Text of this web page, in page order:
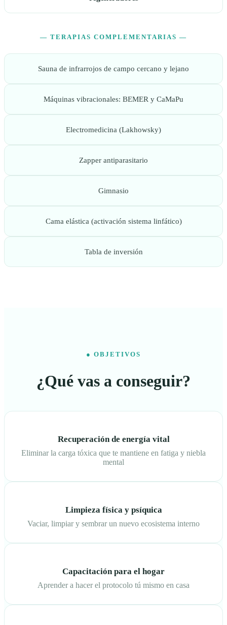
— TERAPIAS COMPLEMENTARIAS —
Sauna de infrarrojos de campo cercano y lejano
Máquinas vibracionales: BEMER y CaMaPu
Electromedicina (Lakhowsky)
Zapper antiparasitario
Gimnasio
Cama elástica (activación sistema linfático)
Tabla de inversión
● OBJETIVOS
¿Qué vas a conseguir?
Recuperación de energía vital
Eliminar la carga tóxica que te mantiene en fatiga y niebla
mental
Limpieza física y psíquica
Vaciar, limpiar y sembrar un nuevo ecosistema interno
Capacitación para el hogar
Aprender a hacer el protocolo tú mismo en casa